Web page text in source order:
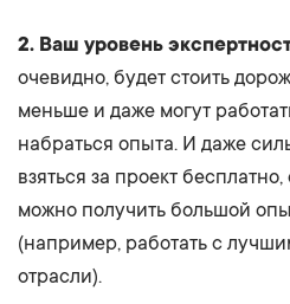
2. Ваш уровень
очевидно, будет стоить
меньше и даже могут
набраться опыта. И даже
взяться за проект бесплатно,
можно получить большой
(например, работать с
отрасли).